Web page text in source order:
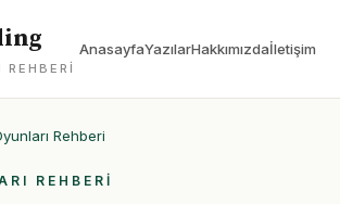
REHBERI
AnasayfaYazılarHakkımızdaİletişim
Rehberi
REHBERI